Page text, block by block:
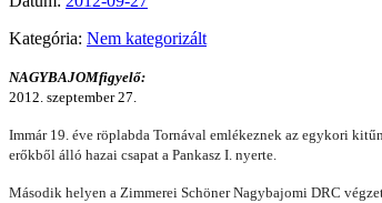
Kategória: Nem kategorizált
NAGYBAJOMfigyelő:
2012. szeptember 27.
Immár 19. éve röplabda Tornával emlékeznek az egykori
erőkből álló hazai csapat a Pankasz I. nyerte.
Második helyen a Zimmerei Schöner Nagybajomi DRC